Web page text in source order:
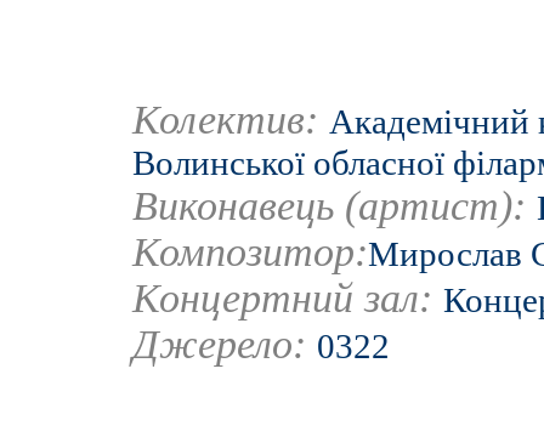
Колектив: Академічний
Волинської обласної
Виконавець (артист):
Композитор:Мирослав
Концертний зал:
Джерело: 0322